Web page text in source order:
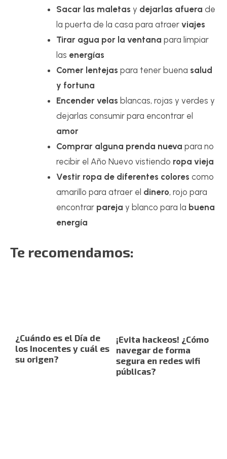
Sacar las maletas y dejarlas afuera de
la puerta de la casa para atraer viajes
Tirar agua por la ventana para limpiar
las energías
Comer lentejas para tener buena salud
y fortuna
Encender velas blancas, rojas y verdes y
dejarlas consumir para encontrar el
amor
Comprar alguna prenda nueva para no
recibir el Año Nuevo vistiendo ropa vieja
Vestir ropa de diferentes colores como
amarillo para atraer el dinero, rojo para
encontrar pareja y blanco para la buena
energía
Te recomendamos:
¿Cuándo es el Día de
los Inocentes y cuál es
su origen?
¡Evita hackeos! ¿Cómo
navegar de forma
segura en redes wifi
públicas?